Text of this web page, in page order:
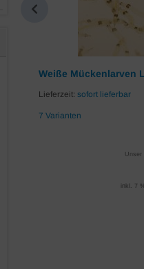
Weiße Mückenlarven
Lieferzeit: sofort lieferbar
7 Varianten
Unser
inkl. 7